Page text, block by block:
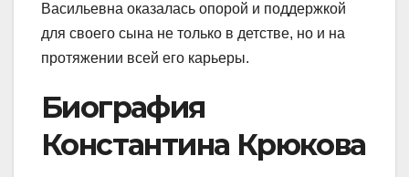
Васильевна оказалась опорой и поддержкой
для своего сына не только в детстве, но и на
протяжении всей его карьеры.
Биография
Константина Крюкова